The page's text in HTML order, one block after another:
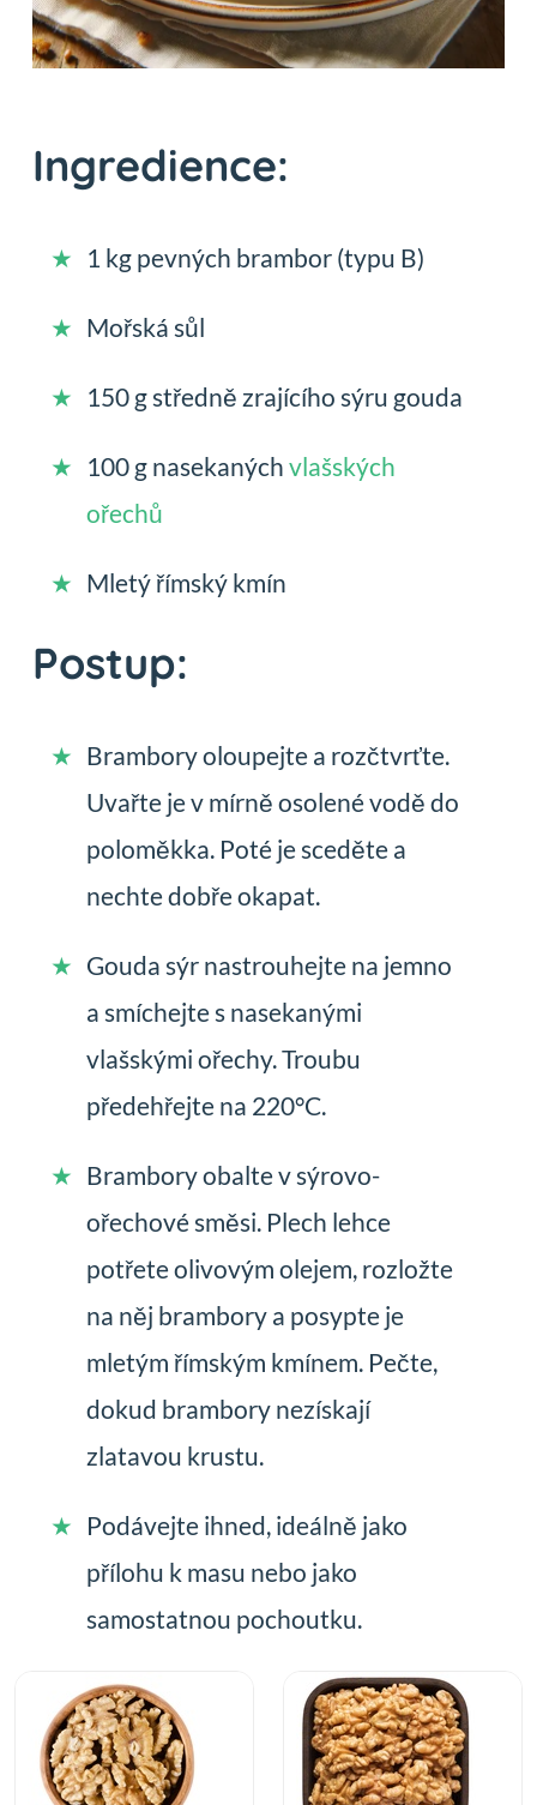
Ingredience:
1 kg pevných brambor (typu B)
Mořská sůl
150 g středně zrajícího sýru gouda
100 g nasekanýchvlašských
ořechů
Mletý římský kmín
Postup:
Brambory oloupejte a rozčtvrťte.
Uvařte je v mírně osolené vodě do
poloměkka. Poté je sceděte a
nechte dobře okapat.
Gouda sýr nastrouhejte na jemno
a smíchejte s nasekanými
vlašskými ořechy. Troubu
předehřejte na 220°C.
Brambory obalte v sýrovo-
ořechové směsi. Plech lehce
potřete olivovým olejem, rozložte
na něj brambory a posypte je
mletým římským kmínem. Pečte,
dokud brambory nezískají
zlatavou krustu.
Podávejte ihned, ideálně jako
přílohu k masu nebo jako
samostatnou pochoutku.